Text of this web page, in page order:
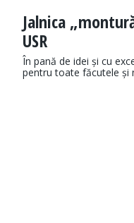
Jalnica
USR
În pană de idei și cu
pentru toate făcutele și